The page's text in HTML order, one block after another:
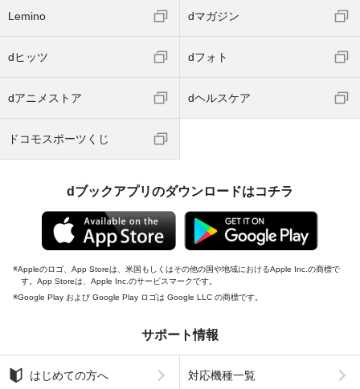
Lemino dマガジン
dヒッツ dフォト
dアニメストア dヘルスケア
ドコモスポーツくじ
dブックアプリのダウンロードはコチラ
Appleのロゴ、App Storeは、米国もしくはその他の国や地域におけるApple Inc.の商標で
す。App Storeは、Apple Inc.のサービスマークです。
Google Play および Google Play ロゴは Google LLC の商標です。
サポート情報
はじめての方へ 対応機種一覧